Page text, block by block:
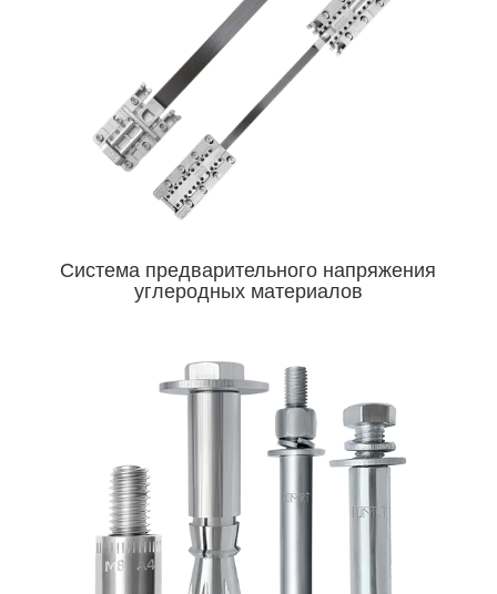
Система предварительного напряжения
углеродных материалов